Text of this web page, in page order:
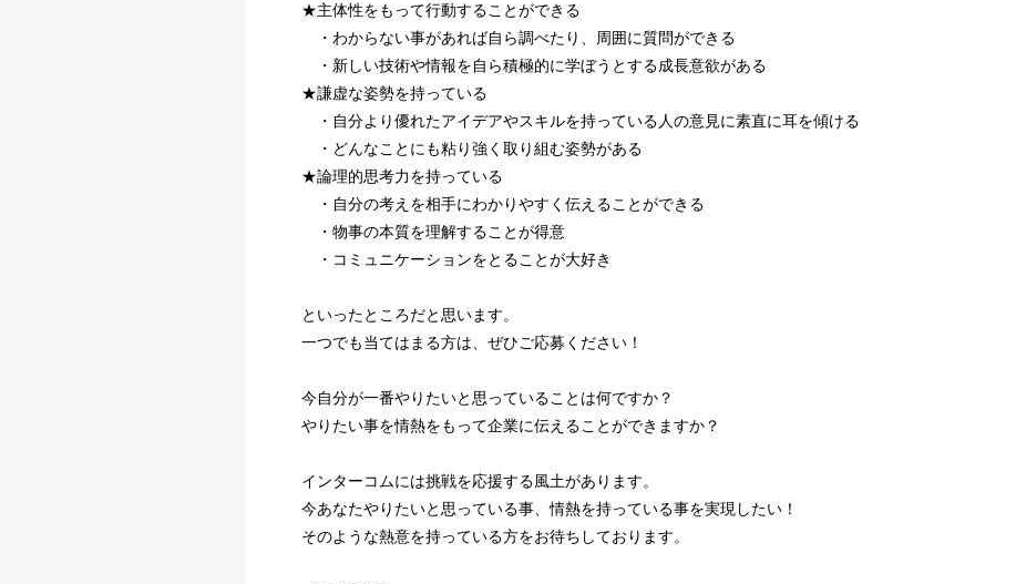
★主体性をもって行動することができる
・わからない事があれば自ら調べたり、周囲に質問ができる
・新しい技術や情報を自ら積極的に学ぼうとする成長意欲がある
★謙虚な姿勢を持っている
・自分より優れたアイデアやスキルを持っている人の意見に素直に耳を傾ける
・どんなことにも粘り強く取り組む姿勢がある
★論理的思考力を持っている
・自分の考えを相手にわかりやすく伝えることができる
・物事の本質を理解することが得意
・コミュニケーションをとることが大好き
といったところだと思います。
一つでも当てはまる方は、ぜひご応募ください！
今自分が一番やりたいと思っていることは何ですか？
やりたい事を情熱をもって企業に伝えることができますか？
インターコムには挑戦を応援する風土があります。
今あなたやりたいと思っている事、情熱を持っている事を実現したい！
そのような熱意を持っている方をお待ちしております。